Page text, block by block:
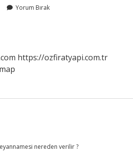
Yorum Bırak
https://ozfiratyapi.com.tr
nereden verilir ?